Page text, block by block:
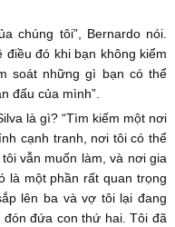
chúng tôi”, Bernardo nói.
điều đó khi bạn không kiểm
soát những gì bạn có thể
đấu của mình”.
là gì? “Tìm kiếm một nơi
cạnh tranh, nơi tôi có thể
vẫn muốn làm, và nơi gia
là một phần rất quan trọng
lên ba và vợ tôi lại đang
đứa con thứ hai. Tôi đã